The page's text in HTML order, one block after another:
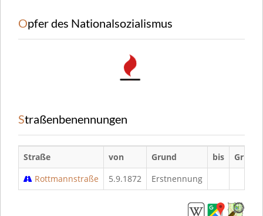
Opfer des Nationalsozialismus
Straßenbenennungen
Straße von Grund bis
Grund
Rottmannstraße
5.9.1872 Erstnennung